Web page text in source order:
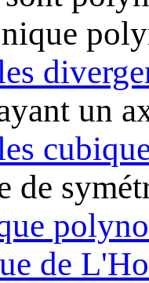
un
de
de